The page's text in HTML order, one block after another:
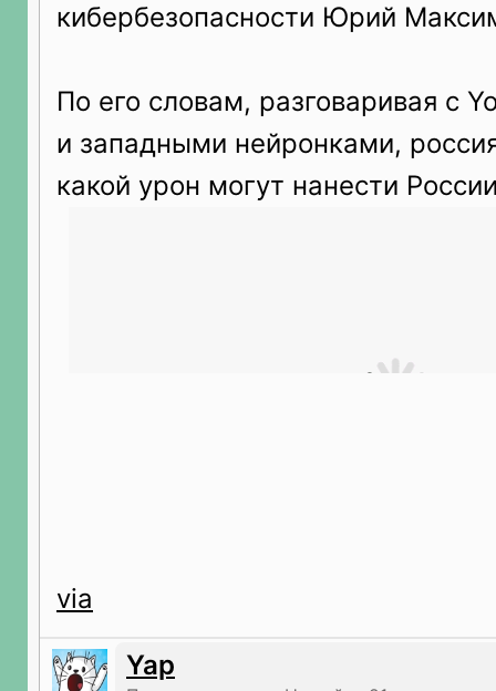
кибербезопасности Юрий
По его словам, разговаривая с
и западными нейронками,
какой урон могут нанести
via
Yap